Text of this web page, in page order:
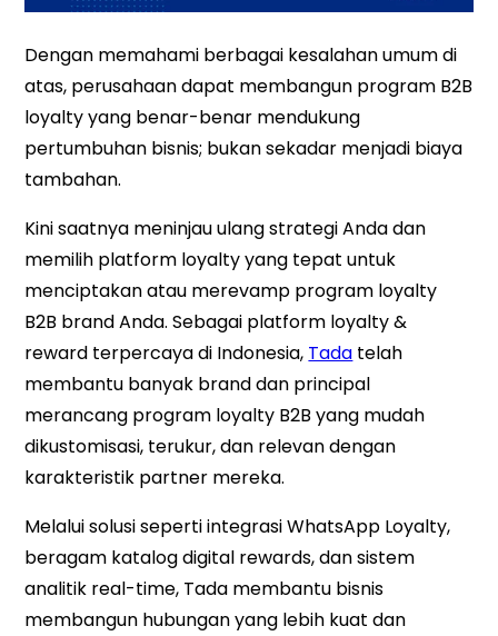
Dengan memahami berbagai kesalahan umum di
atas, perusahaan dapat membangun program B2B
loyalty yang benar-benar mendukung
pertumbuhan bisnis; bukan sekadar menjadi biaya
tambahan.
Kini saatnya meninjau ulang strategi Anda dan
memilih platform loyalty yang tepat untuk
menciptakan atau merevamp program loyalty
B2B brand Anda. Sebagai platform loyalty &
reward terpercaya di Indonesia, Tada telah
membantu banyak brand dan principal
merancang program loyalty B2B yang mudah
dikustomisasi, terukur, dan relevan dengan
karakteristik partner mereka.
Melalui solusi seperti integrasi WhatsApp Loyalty,
beragam katalog digital rewards, dan sistem
analitik real-time, Tada membantu bisnis
membangun hubungan yang lebih kuat dan